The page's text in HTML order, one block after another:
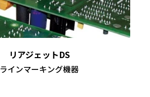
リアジェットDS
ラインマーキング機器